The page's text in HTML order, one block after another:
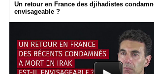
Un retour en France des djihadistes
envisageable ?